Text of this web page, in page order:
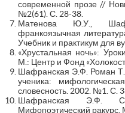
современной прозе //
№2(61). С. 28-38.
Матенова Ю.У.,
франкоязычная
Учебник и практикум для
«Хрустальная ночь»:
М.: Центр и Фонд
Шафранская Э.Ф. Роман Т.
ученика:
словесность. 2002. №1. С.
Шафранская Э.Ф.
Мифопоэтический ракурс.